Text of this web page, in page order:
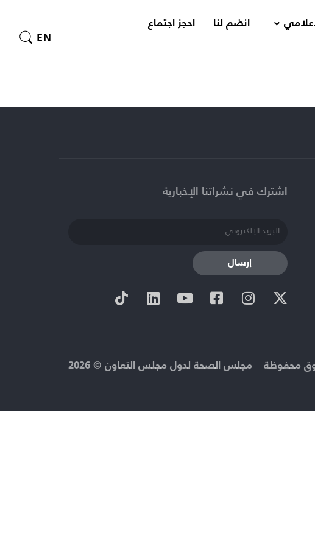
EN
احجز اجتماع انضم لنا
اشترك في نشراتنا الإخبارية​
إرسال
محفوظة – مجلس الصحة لدول مجلس التعاون © 2026